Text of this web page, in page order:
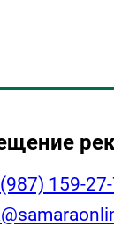
159-